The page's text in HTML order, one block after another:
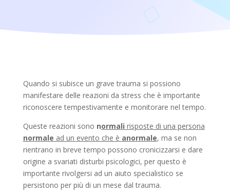
Quando si subisce un grave trauma si possiono
manifestare delle reazioni da stress che è importante
riconoscere tempestivamente e monitorare nel tempo.
Queste reazioni sono normali risposte di una persona
normale ad un evento che è anormale, ma se non
rientrano in breve tempo possono cronicizzarsi e dare
origine a svariati disturbi psicologici, per questo è
importante rivolgersi ad un aiuto specialistico se
persistono per più di un mese dal trauma.